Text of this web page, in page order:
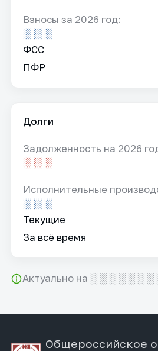
Взносы за 2026 год:
░ ░ ░
ФСС
ПФР
Долги
Задолженность на 2026
░ ░ ░
Исполнительные
░ ░ ░
Текущие
За всё время
Актуально на ░ ░ ░ ░ ░ ░ ░
Общероссийское